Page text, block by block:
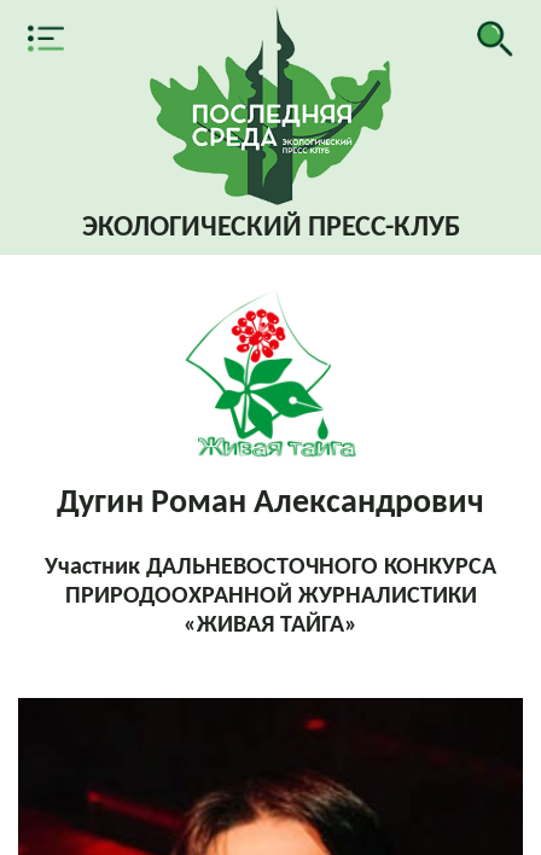
ЭКОЛОГИЧЕСКИЙ ПРЕСС-КЛУБ
Дугин Роман Александрович
Участник ДАЛЬНЕВОСТОЧНОГО КОНКУРСА
ПРИРОДООХРАННОЙ ЖУРНАЛИСТИКИ
«ЖИВАЯ ТАЙГА»